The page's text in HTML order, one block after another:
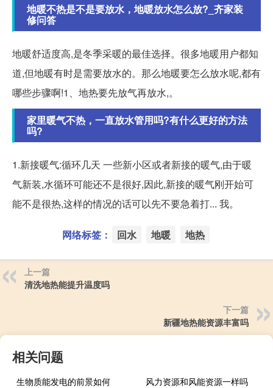
地暖不热是不是要放水，地暖放水怎么放?_齐家装
修问答
地暖舒适度高,是冬季采暖的最佳选择。很多地暖用户都知
道,但地暖有时是需要放水的。那么地暖要怎么放水呢,都有
哪些步骤啊!1、地热要先放气再放水,。
家里暖气不热，一直放水管用吗?有什么更好的方法
吗?
1.新接暖气:循环几天 一些新小区或者新接的暖气,由于暖
气新装,水循环可能还不是很好,因此,新接的暖气刚开始可
能不是很热,这样的情况的话可以先不要急着打... 我。
网络标签： 回水 地暖 地热
上一篇
清洗地热能提升温度吗
下一篇
新疆地热能资源丰富吗
相关问题
生物质能发电的前景如何
风力资源和风能资源一样吗